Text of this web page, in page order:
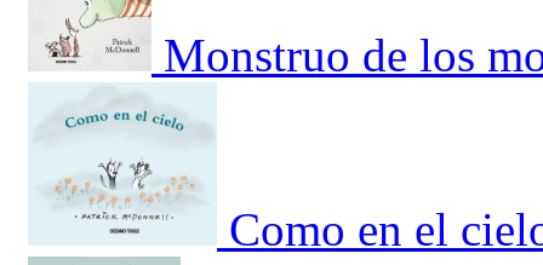
Monstruo de los
Como en el